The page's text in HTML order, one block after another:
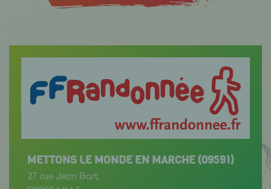
METTONS LE MONDE EN MARCHE (09591)
27 rue Jean Bart,